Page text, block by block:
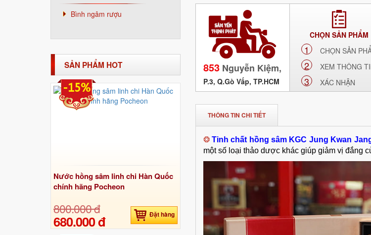
Bình ngâm rượu
SẢN PHẨM HOT
Nước hồng sâm linh chi Hàn Quốc
chính hãng Pocheon
800.000 đ
680.000 đ Đặt hàng
-15%
853Nguyễn Kiệm,
P.3, Q.Gò Vấp, TP.HCM
CHỌN SẢN PHẨM
1 CHỌN SẢN
2 XEM THÔNG
3 XÁC NHẬN
THÔNG TIN CHI TIẾT
❂ Tinh chất hồng sâm KGC Jung Kwan
một số loại thảo dược khác giúp giảm vị đắng